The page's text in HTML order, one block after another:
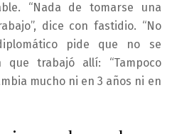
“Nada de tomarse una
dice con fastidio. “No
pide que no se
trabajó allí: “Tampoco
mucho ni en 3 años ni en